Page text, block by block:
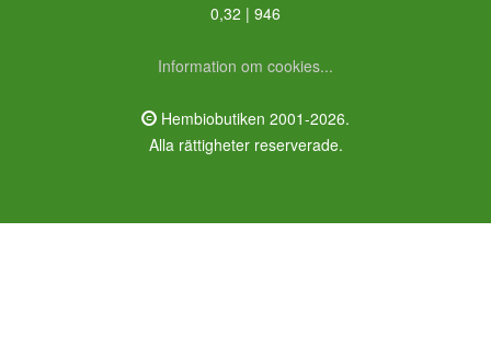
0,32 | 946
Information om cookies...
Hembiobutiken 2001-2026.
Alla rättigheter reserverade.